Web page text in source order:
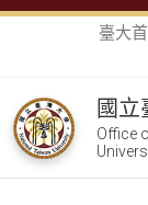
臺大
國立
Office